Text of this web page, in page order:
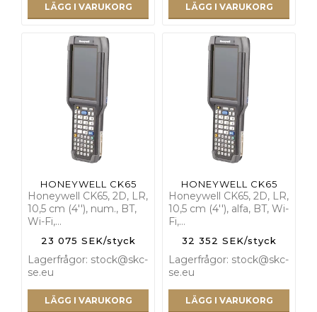
LÄGG I VARUKORG LÄGG I VARUKORG
HONEYWELL CK65
Honeywell CK65, 2D, LR,
10,5 cm (4''), num., BT,
Wi-Fi,…
23 075 SEK/styck
Lagerfrågor: stock@skc-
se.eu
LÄGG I VARUKORG
HONEYWELL CK65
Honeywell CK65, 2D, LR,
10,5 cm (4''), alfa, BT, Wi-
Fi,…
32 352 SEK/styck
Lagerfrågor: stock@skc-
se.eu
LÄGG I VARUKORG